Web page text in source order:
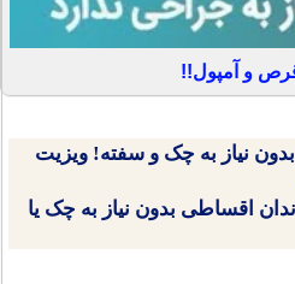
و آمپول!!
نیاز به چک و سفته! ویزیت
اقساطی بدون نیاز به چک یا